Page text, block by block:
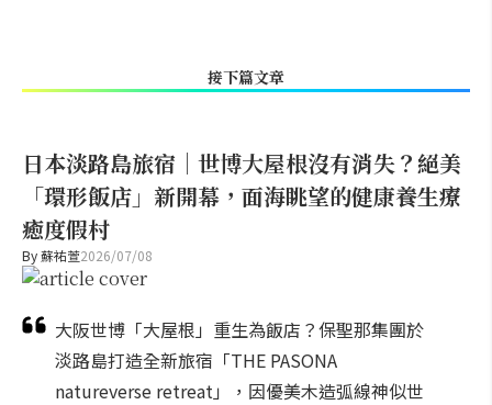
接下篇文章
日本淡路島旅宿｜世博大屋根沒有消失？絕美
「環形飯店」新開幕，面海眺望的健康養生療
癒度假村
By蘇祐萱2026/07/08
大阪世博「大屋根」重生為飯店？保聖那集團於
淡路島打造全新旅宿「THE PASONA
natureverse retreat」，因優美木造弧線神似世